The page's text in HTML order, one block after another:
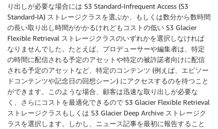
り出しが必要な場合には S3 Standard-Infrequent Access (S3
Standard-IA) ストレージクラスを選ぶか、もしくは数分から数時間
の長い取り出し時間がかかるけれどもコストの低い S3 Glacier
Flexible Retrieval ストレージクラスのいずれかを選択しなければ
なりませんでした。たとえば、プロデューサーや編集者は、特定
の時間に配信される予定のアセットや特定の被許諾者向けに配信
される予定のアセットなど、特定のコンテンツ (例えば、エピソー
ドコンテンツや記念日の回想シーン) にアクセスするのを待つこと
ができます。このような場合、顧客は迅速な取り出しが必要な
く、さらにコストを最適化できるので S3 Glacier Flexible Retrieval
ストレージクラスもしくは S3 Glacier Deep Archive ストレージク
ラスを選択します。しかし、ニュース記事を最初に報告すること